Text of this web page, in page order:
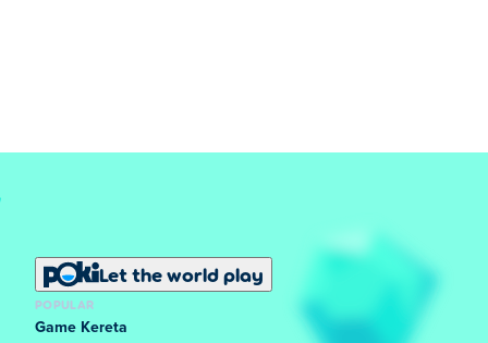
Let the world play
POPULAR
Game Kereta